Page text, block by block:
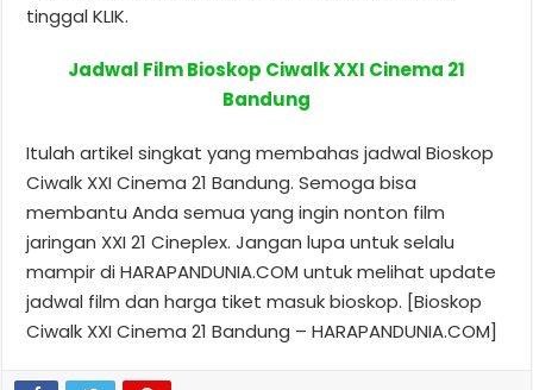
tinggal KLIK.
Jadwal Film Bioskop Ciwalk XXI Cinema 21
Bandung
Itulah artikel singkat yang membahas jadwal Bioskop
Ciwalk XXI Cinema 21 Bandung. Semoga bisa
membantu Anda semua yang ingin nonton film
jaringan XXI 21 Cineplex. Jangan lupa untuk selalu
mampir di HARAPANDUNIA.COM untuk melihat update
jadwal film dan harga tiket masuk bioskop. [Bioskop
Ciwalk XXI Cinema 21 Bandung – HARAPANDUNIA.COM]